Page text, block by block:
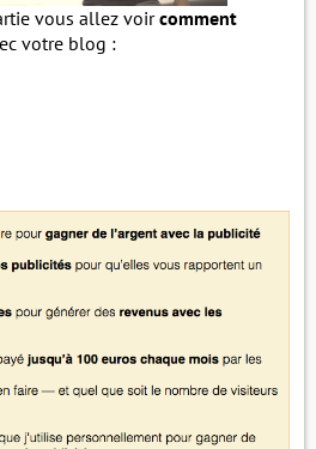
vous allez voircomment
votre blog :